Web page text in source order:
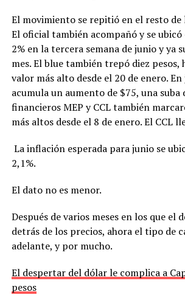
El movimiento se repitió en el resto de
El oficial también acompañó y se ubicó
2% en la tercera semana de junio y ya
mes. El blue también trepó diez pesos,
valor más alto desde el 20 de enero.
acumula un aumento de $75, una suba
financieros MEP y CCL también
más altos desde el 8 de enero. El CCL
La inflación esperada para junio se
2,1%.
El dato no es menor.
Después de varios meses en los que el
detrás de los precios, ahora el tipo de
adelante, y por mucho.
El despertar del dólar le complica a
pesos